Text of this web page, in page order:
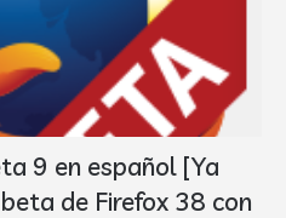
9 en español [Ya
de Firefox 38 con